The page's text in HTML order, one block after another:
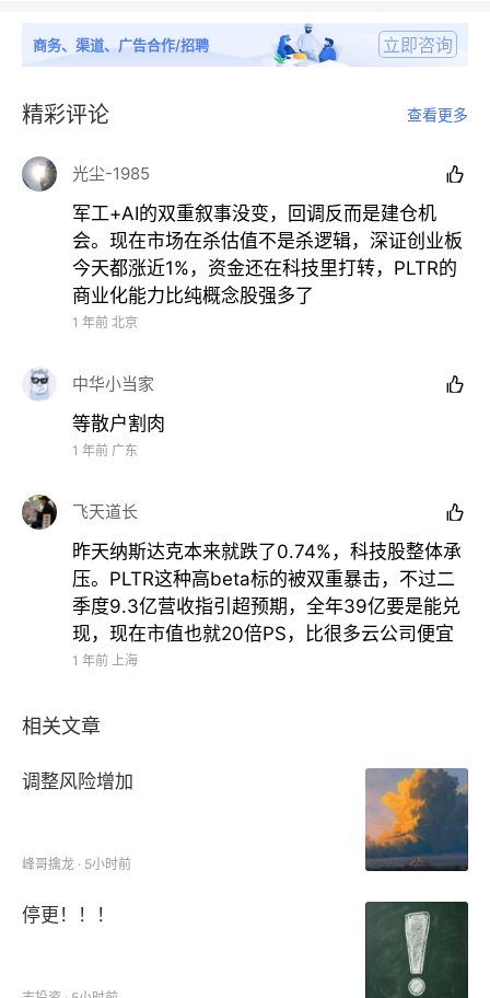
商务、渠道、广告合作/招聘 立即咨询
精彩评论 查看更多
光尘-1985 
军工+AI的双重叙事没变，回调反而是建仓机
会。现在市场在杀估值不是杀逻辑，深证创业板
今天都涨近1%，资金还在科技里打转，PLTR的
商业化能力比纯概念股强多了
1 年前 北京
中华小当家 
等散户割肉
1 年前 广东
飞天道长 
昨天纳斯达克本来就跌了0.74%，科技股整体承
压。PLTR这种高beta标的被双重暴击，不过二
季度9.3亿营收指引超预期，全年39亿要是能兑
现，现在市值也就20倍PS，比很多云公司便宜
1 年前 上海
相关文章
调整风险增加
峰哥擒龙 · 5小时前
停更！！！